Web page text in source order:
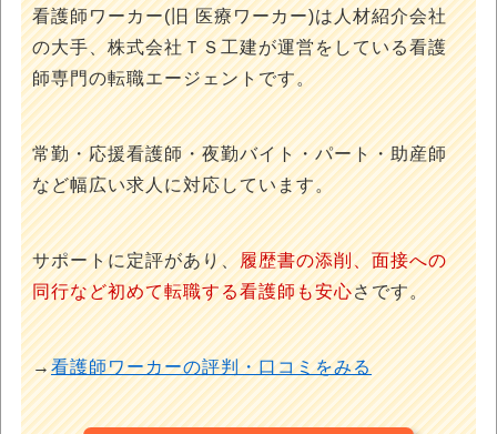
看護師ワーカー(旧 医療ワーカー)は人材紹介会社
の大手、株式会社ＴＳ工建が運営をしている看護
師専門の転職エージェントです。
常勤・応援看護師・夜勤バイト・パート・助産師
など幅広い求人に対応しています。
サポートに定評があり、履歴書の添削、面接への
同行など初めて転職する看護師も安心さです。
→看護師ワーカーの評判・口コミをみる